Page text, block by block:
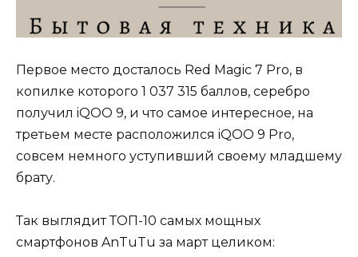
Первое место досталось Red Magic 7 Pro, в
копилке которого 1 037 315 баллов, серебро
получил iQOO 9, и что самое интересное, на
третьем месте расположился iQOO 9 Pro,
совсем немного уступивший своему младшему
брату.
Так выглядит ТОП-10 самых мощных
смартфонов AnTuTu за март целиком: